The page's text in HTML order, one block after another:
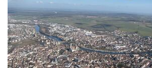
Charbuy
Chevannes